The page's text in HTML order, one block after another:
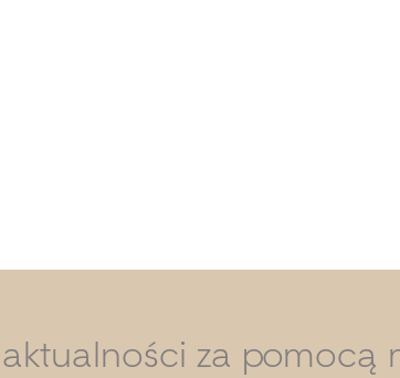
za pomocą